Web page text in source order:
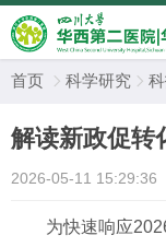
首页  科学研究 
解读新政促
2026-05-11 15:29:36
为快速响应